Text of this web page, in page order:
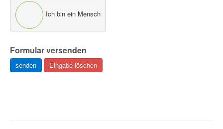
Ich bin ein Mensch
Formular versenden
senden Eingabe löschen